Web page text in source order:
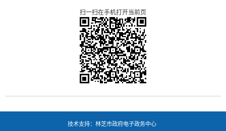
扫一扫在手机打开当前页
技术支持：林芝市政府电子政务中心